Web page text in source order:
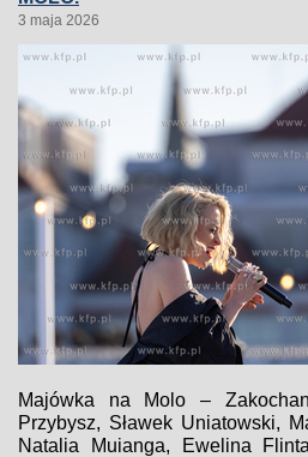
3 maja 2026
Majówka na Molo –
Przybysz, Sławek Uniatowski,
Natalia Muianga, Ewelina